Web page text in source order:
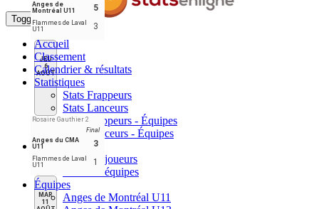
Anges de
Montréal U11
5
Flammes de Laval
U11
3
JEU
6
AOÛT
Rosaire Gauthier 2
Final
Anges du CMA
U11
3
Flammes de Laval
U11
1
MAR
11
Toggle navigation
Accueil
Classement
Calendrier & résultats
Statistiques
Stats Frappeurs
Stats Lanceurs
Stats Frappeurs - Équipes
Stats Lanceurs - Équipes
Meneurs
Meneurs joueurs
Meneurs équipes
Équipes
Anges de Montréal U11